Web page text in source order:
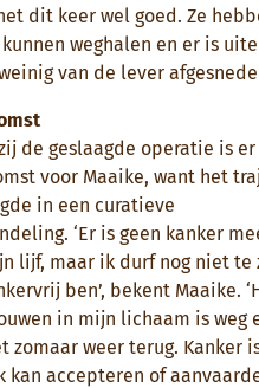
dit keer wel goed. Ze
weghalen en er is
van de lever
de geslaagde operatie is er
voor Maaike, want het
in een curatieve
‘Er is geen kanker
lijf, maar ik durf nog niet te
ben’, bekent Maaike.
in mijn lichaam is weg
zomaar weer terug. Kanker
kan accepteren of